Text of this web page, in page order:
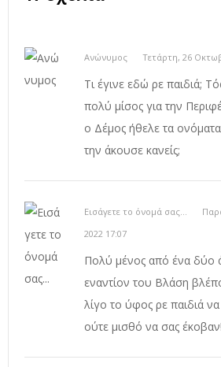
Ανώνυμος
Τετάρτη, 26
Τι έγινε εδώ ρε παιδιά;
πολύ μίσος για την
ο Δέμος ήθελε τα
την άκουσε κανείς;
Εισάγετε το όνομά σας...
2022 17:07
Πολύ μένος από ένα δύο
εναντίον του Βλάση
λίγο το ύφος ρε παιδιά
ούτε μισθό να σας έκοβαν!